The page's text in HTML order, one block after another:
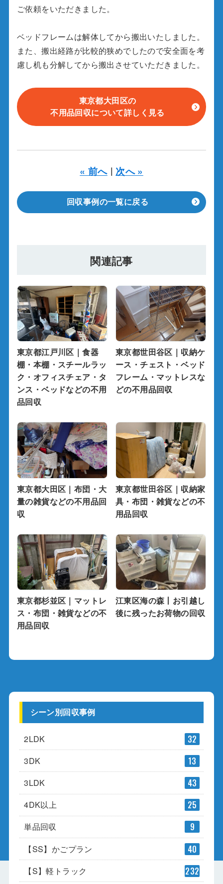
ご依頼をいただきました。
ベッドフレームは解体してから搬出いたしました。
また、搬出経路が比較的狭めでしたので安全面を考
慮し机も分解してから搬出させていただきました。
東京都大田区の
不用品回収について詳しく見る
« 前へ ｜ 次へ »
回収事例の一覧に戻る
関連記事
東京都江戸川区｜食器
棚・本棚・スチールラッ
ク・オフィスチェア・タ
ンス・ベッドなどの不用
品回収
東京都世田谷区｜収納ケ
ース・チェスト・ベッド
フレーム・マットレスな
どの不用品回収
東京都大田区｜布団・大
量の雑貨などの不用品回
収
東京都世田谷区｜収納家
具・布団・雑貨などの不
用品回収
東京都杉並区｜マットレ
ス・布団・雑貨などの不
用品回収
江東区海の森丨お引越し
後に残ったお荷物の回収
シーン別回収事例
2LDK 32
3DK 13
3LDK 43
4DK以上 25
単品回収 9
【SS】かごプラン 40
【S】軽トラック 232